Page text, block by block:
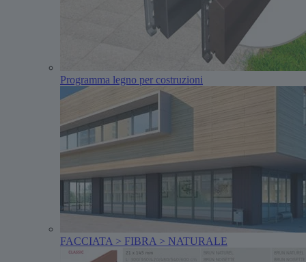
Programma legno per costruzioni
FACCIATA > FIBRA > NATURALE